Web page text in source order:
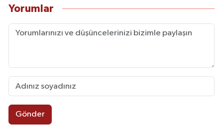
Yorumlar
Gönder